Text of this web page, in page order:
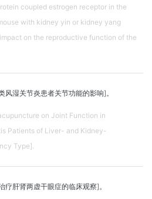
coupled estrogen receptor in the
with kidney yin or kidney yang
on the reproductive function of the
风湿关节炎患者关节功能的影响]。
on Joint Function in
Patients of Liver- and Kidney-
Type].
疗肝肾两虚干眼症的临床观察]。